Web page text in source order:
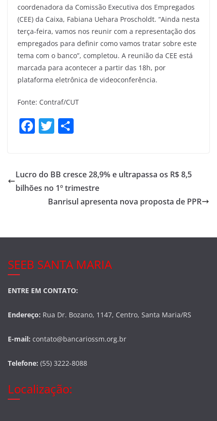
coordenadora da Comissão Executiva dos Empregados
(CEE) da Caixa, Fabiana Uehara Proscholdt. “Ainda nesta
terça-feira, vamos nos reunir com a representação dos
empregados para definir como vamos tratar sobre este
tema com o banco”, completou. A reunião da CEE está
marcada para acontecer a partir das 18h, por
plataforma eletrônica de videoconferência.
Fonte: Contraf/CUT
F
e
b
k
T
er e
Lucro do BB cresce 28,9% e ultrapassa os R$ 8,5
bilhões no 1º trimestre
Banrisul apresenta nova proposta de PPR
SEEB SANTA MARIA
ENTRE EM CONTATO:
Endereço: Rua Dr. Bozano, 1147, Centro, Santa Maria/RS
E-mail: contato@bancariossm.org.br
Telefone: (55) 3222-8088
Localização: